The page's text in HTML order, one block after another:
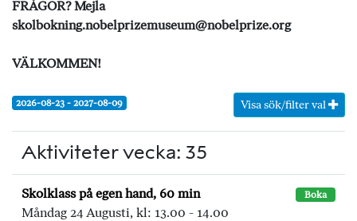
FRÅGOR? Mejla
skolbokning.nobelprizemuseum@nobelprize.org
VÄLKOMMEN!
Visa sök/filter val
2026-08-23 - 2027-08-09
Aktiviteter vecka: 35
Skolklass på egen hand, 60 min Boka
Måndag 24 Augusti, kl: 13.00 - 14.00